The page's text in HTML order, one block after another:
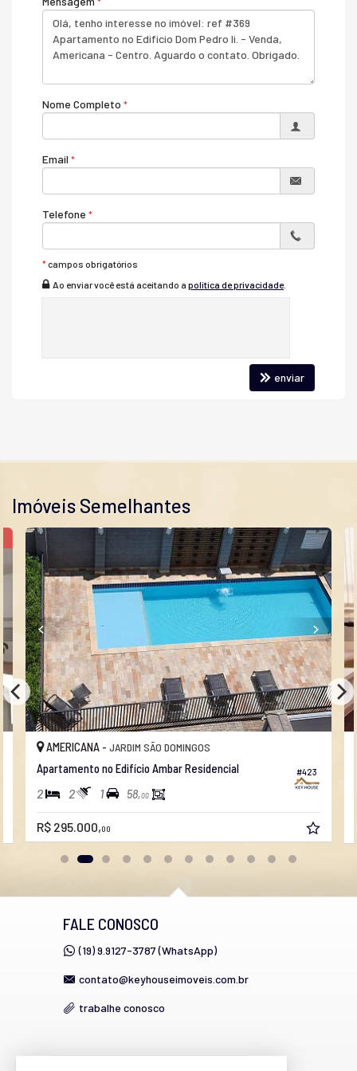
Sacada / Varanda
Sala para 2 Ambientes
Cozinha Americana
Características do Empreendimento
Salão de Festas
Espaço Fitness
Portão Eletrônico
Câmeras de Segurança
Acessibilidade para PNE
Nome Completo
Email
Telefone
*campos obrigatórios
Ao enviar você está aceitando a política de privacidade.
enviar
Imóveis Semelhantes
#423
AMERICANA - JARDIM SÃO DOMINGOS
Apartamento no Edifício Ambar Residencial
2 2 1 58,00
R$ 295.000,00
FALE CONOSCO
(19) 9.9127-3787 (WhatsApp)
contato@keyhouseimoveis.com.br
trabalhe conosco